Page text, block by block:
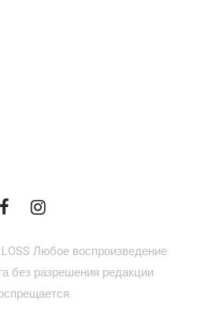
Любое воспроизведение
без разрешения редакции